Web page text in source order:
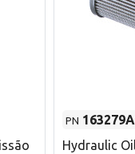
PN
Hydraulic